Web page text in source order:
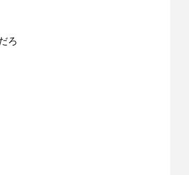
ろ